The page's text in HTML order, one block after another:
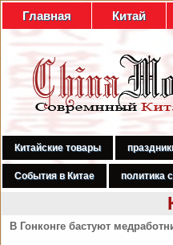
Главная Китай
Китайские товары
События в Китае политика
В Гонконге бастуют